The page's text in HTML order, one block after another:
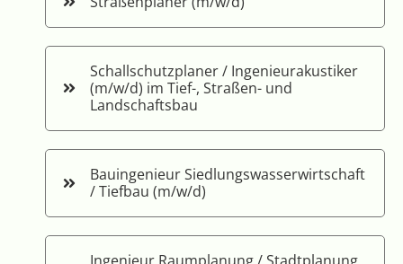
Schallschutzplaner / Ingenieurakustiker
(m/w/d) im Tief-, Straßen- und
Landschaftsbau
Bauingenieur Siedlungswasserwirtschaft
/ Tiefbau (m/w/d)
Ingenieur Raumplanung / Stadtplanung